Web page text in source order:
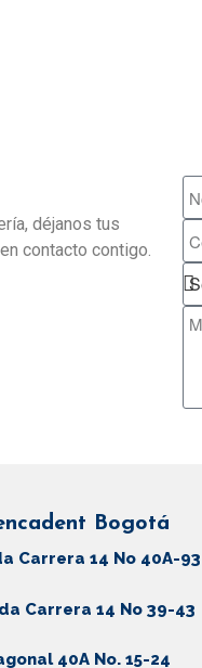
déjanos tus
contacto contigo.
Bogotá
Carrera 14 No 40A-93
Carrera 14 No 39-43
40A No. 15-24